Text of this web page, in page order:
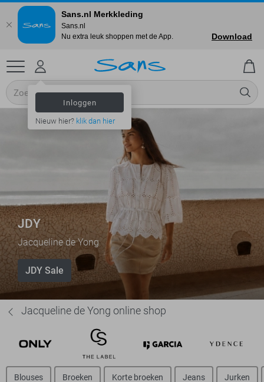
Inloggen
Nieuw hier? klik dan hier
JDY
Jacqueline de Yong
JDY Sale
Jacqueline de Yong online shop
Blouses Broeken Korte broeken Jeans Jurken
Sans.nl Merkkleding
Sans.nl
Nu extra leuk shoppen met de App.
Download